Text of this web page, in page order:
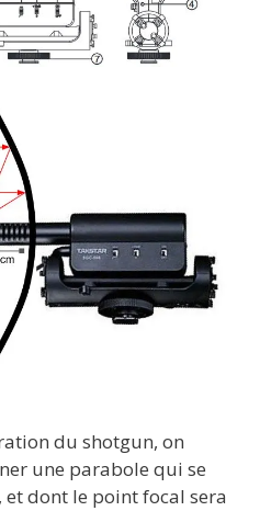
du shotgun, on
une parabole qui se
dont le point focal sera